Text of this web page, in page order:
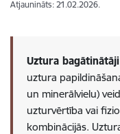
Atjaunināts: 21.02.2026.
Uztura bagātinātāji
uztura
un minerālvielu)
uzturvērtība vai
kombinācijās.